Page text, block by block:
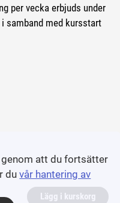
per vecka erbjuds under
samband med kursstart
Lägg i kurskorg
att du fortsätter
duvår hantering av